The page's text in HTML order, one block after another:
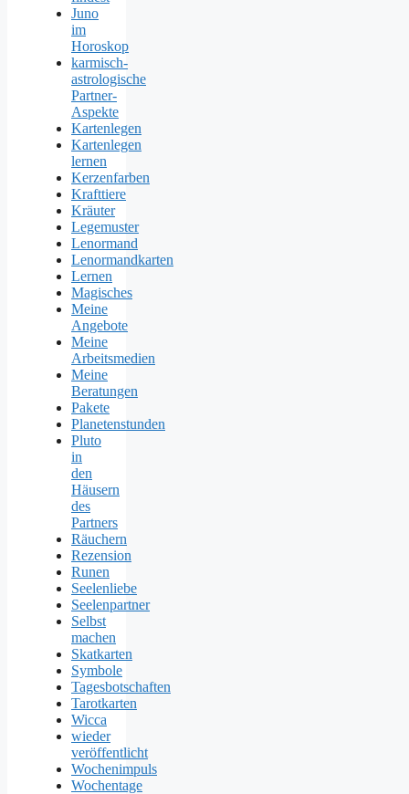
Juno
im
Horoskop
karmisch-
astrologische
Partner-
Aspekte
Kartenlegen
Kartenlegen
lernen
Kerzenfarben
Krafttiere
Kräuter
Legemuster
Lenormand
Lenormandkarten
Lernen
Magisches
Meine
Angebote
Meine
Arbeitsmedien
Meine
Beratungen
Pakete
Planetenstunden
Pluto
in
den
Häusern
des
Partners
Räuchern
Rezension
Runen
Seelenliebe
Seelenpartner
Selbst
machen
Skatkarten
Symbole
Tagesbotschaften
Tarotkarten
Wicca
wieder
veröffentlicht
Wochenimpuls
Wochentage